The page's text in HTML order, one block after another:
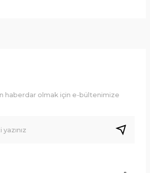
bozuk veya görüntülenemiyor.
bulunuyor.
alternatifler olmalı.
haberdar olmak için e-bültenimize